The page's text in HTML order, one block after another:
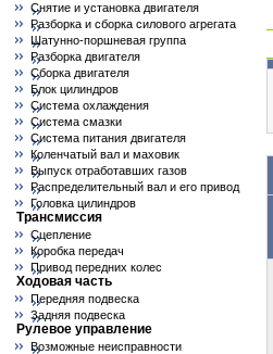
Снятие и установка двигателя
Разборка и сборка силового агрегата
Шатунно-поршневая группа
Разборка двигателя
Сборка двигателя
Блок цилиндров
Система охлаждения
Система смазки
Система питания двигателя
Коленчатый вал и маховик
Выпуск отработавших газов
Распределительный вал и его привод
Головка цилиндров
Трансмиссия
Сцепление
Коробка передач
Привод передних колес
Ходовая часть
Передняя подвеска
Задняя подвеска
Рулевое управление
Возможные неисправности